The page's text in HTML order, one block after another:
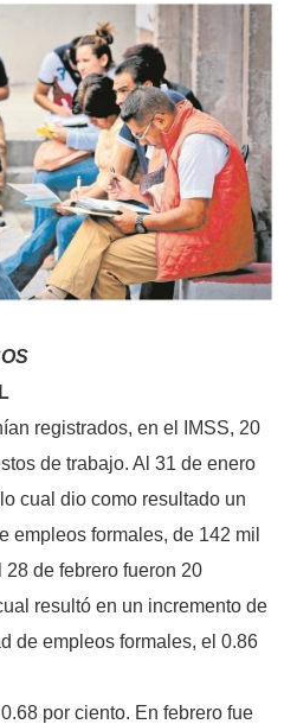
registrados, en el IMSS, 20
de trabajo. Al 31 de enero
cual dio como resultado un
empleos formales, de 142 mil
28 de febrero fueron 20
resultó en un incremento de
de empleos formales, el 0.86
por ciento. En febrero fue